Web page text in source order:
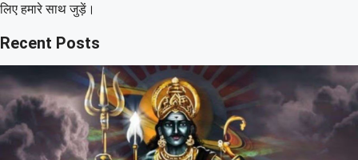
लिए हमारे साथ जुड़ें।
Recent Posts